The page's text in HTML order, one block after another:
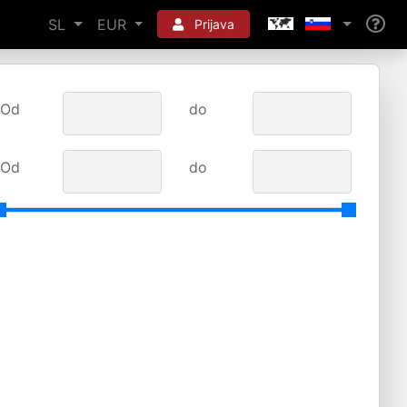
SL EUR Prijava
Od do
Od do